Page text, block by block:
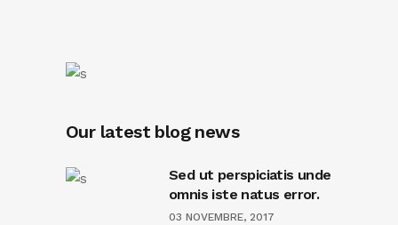
Our latest blog news
Sed ut perspiciatis unde
omnis iste natus error.
03 NOVEMBRE, 2017